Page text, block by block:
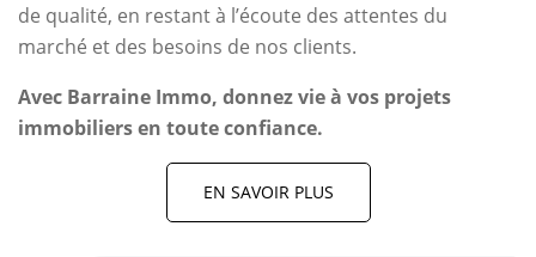
de qualité, en restant à l’écoute des attentes du
marché et des besoins de nos clients.
Avec Barraine Immo, donnez vie à vos projets
immobiliers en toute confiance.
EN SAVOIR PLUS